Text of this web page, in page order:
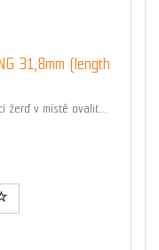
31,8mm (length
žerď v místě ovalit...